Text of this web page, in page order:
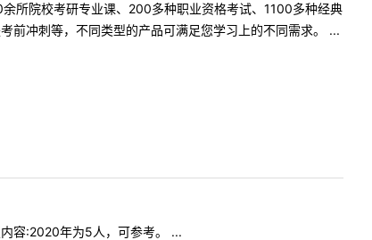
所院校考研专业课、200多种职业资格考试、1100多种经典
前冲刺等，不同类型的产品可满足您学习上的不同需求。 ...
容:2020年为5人，可参考。 ...